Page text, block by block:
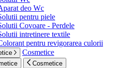
deo Wc
pentru piele
Covoare - Perdele
intretinere textile
pentru revigorarea culorii
Cosmetice
Cosmetice